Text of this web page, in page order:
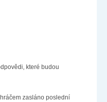
které budou
zasláno poslední